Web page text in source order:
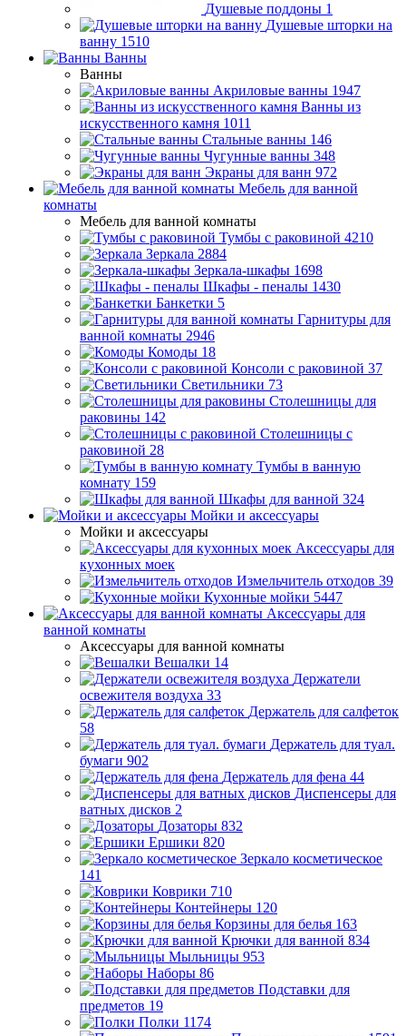
Душевые поддоны 1
Душевые шторки на
ванну 1510
Ванны
Ванны
Акриловые ванны 1947
Ванны из
искусственного камня 1011
Стальные ванны 146
Чугунные ванны 348
Экраны для ванн 972
Мебель для ванной
комнаты
Мебель для ванной комнаты
Тумбы с раковиной 4210
Зеркала 2884
Зеркала-шкафы 1698
Шкафы - пеналы 1430
Банкетки 5
Гарнитуры для
ванной комнаты 2946
Комоды 18
Консоли с раковиной 37
Светильники 73
Столешницы для
раковины 142
Столешницы с
раковиной 28
Тумбы в ванную
комнату 159
Шкафы для ванной 324
Мойки и аксессуары
Мойки и аксессуары
Аксессуары для
кухонных моек
Измельчитель отходов 39
Кухонные мойки 5447
Аксессуары для
ванной комнаты
Аксессуары для ванной комнаты
Вешалки 14
Держатели
освежителя воздуха 33
Держатель для салфеток
58
Держатель для туал.
бумаги 902
Держатель для фена 44
Диспенсеры для
ватных дисков 2
Дозаторы 832
Ершики 820
Зеркало косметическое
141
Коврики 710
Контейнеры 120
Корзины для белья 163
Крючки для ванной 834
Мыльницы 953
Наборы 86
Подставки для
предметов 19
Полки 1174